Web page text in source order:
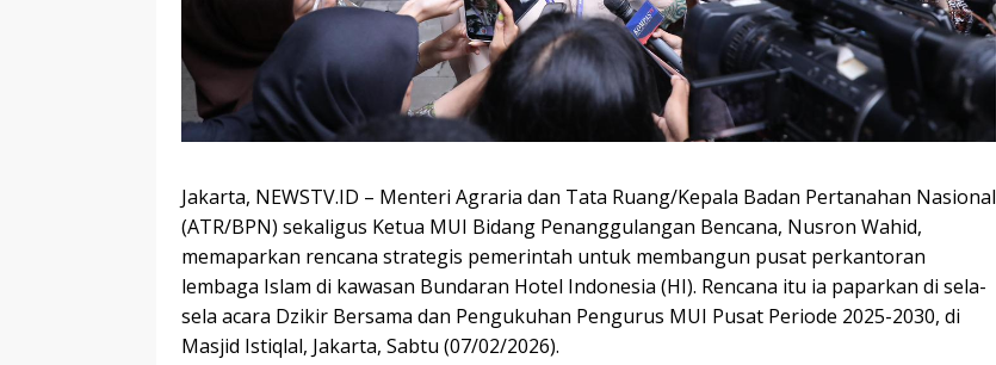
Jakarta, NEWSTV.ID – Menteri Agraria dan Tata Ruang/Kepala Badan Pertanahan Nasional
(ATR/BPN) sekaligus Ketua MUI Bidang Penanggulangan Bencana, Nusron Wahid,
memaparkan rencana strategis pemerintah untuk membangun pusat perkantoran
lembaga Islam di kawasan Bundaran Hotel Indonesia (HI). Rencana itu ia paparkan di sela-
sela acara Dzikir Bersama dan Pengukuhan Pengurus MUI Pusat Periode 2025-2030, di
Masjid Istiqlal, Jakarta, Sabtu (07/02/2026).